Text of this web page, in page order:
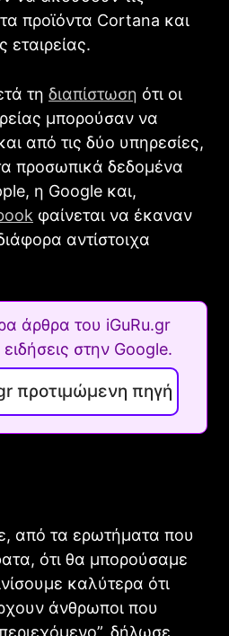
προϊόντα Cortana και
εταιρείας.
τη διαπίστωση ότι οι
μπορούσαν να
από τις δύο υπηρεσίες,
προσωπικά δεδομένα
η Google και,
φαίνεται να έκαναν
αντίστοιχα
άρθρα του iGuRu.gr
στην Google.
προτιμώμενη πηγή
από τα ερωτήματα που
ότι θα μπορούσαμε
καλύτερα ότι
άνθρωποι που